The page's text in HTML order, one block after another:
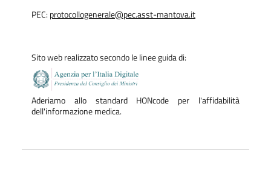
PEC: protocollogenerale@pec.asst-mantova.it
Sito web realizzato secondo le linee guida di:
Aderiamo allo standard HONcode per l'affidabilità
dell'informazione medica.